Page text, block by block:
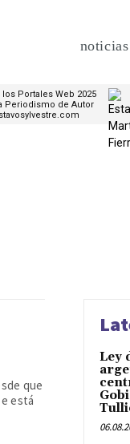
noticias
Portales Web 2025
Periodismo de Autor
que
está
Ley